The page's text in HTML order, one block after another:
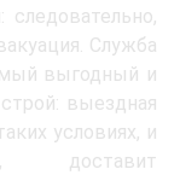
Служба
выгодный и
выездная
условиях, и
доставит